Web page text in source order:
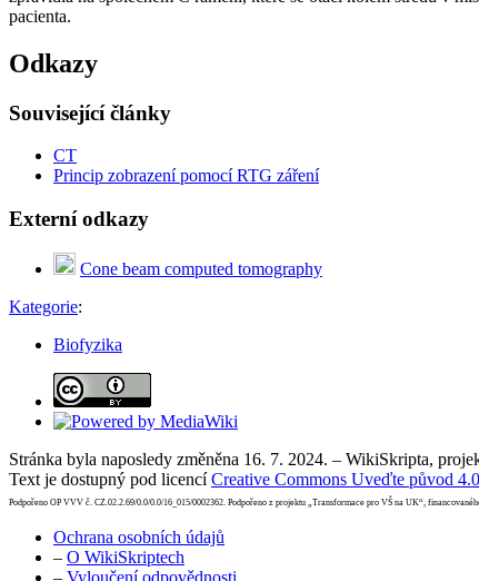
pacienta.
Odkazy
Související články
CT
Princip zobrazení pomocí RTG záření
Externí odkazy
Cone beam computed tomography
Kategorie:
Biofyzika
Stránka byla naposledy změněna 16. 7. 2024. – WikiSkripta,
Text je dostupný pod licencíCreative Commons Uveďte původ 4.0
Podpořeno OP VVV č. CZ.02.2.69/0.0/0.0/16_015/0002362. Podpořeno z projektu „Transformace pro VŠ na UK“,
Ochrana osobních údajů
– O WikiSkriptech
– Vyloučení odpovědnosti